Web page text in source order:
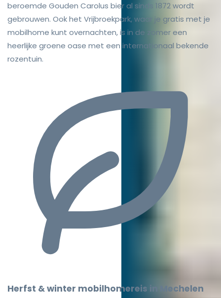
beroemde Gouden Carolus bier al sinds 1872 wordt
gebrouwen. Ook het Vrijbroekpark, waar je gratis met je
mobilhome kunt overnachten, is in de zomer een
heerlijke groene oase met een internationaal bekende
rozentuin.
Herfst & winter mobilhomereis in Mechelen